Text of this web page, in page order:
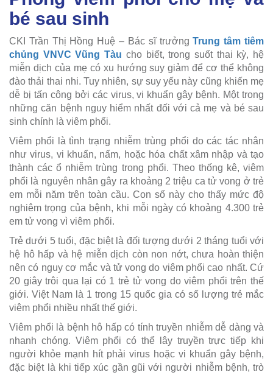
bé sau sinh
CKI Trần Thị Hồng Huệ – Bác sĩ trưởngTrung tâm tiêm
chủng VNVC Vũng Tàu cho biết, trong suốt thai kỳ, hệ
miễn dịch của mẹ có xu hướng suy giảm để cơ thể không
đào thải thai nhi. Tuy nhiên, sự suy yếu này cũng khiến mẹ
dễ bị tấn công bởi các virus, vi khuẩn gây bệnh. Một trong
những căn bệnh nguy hiểm nhất đối với cả mẹ và bé sau
sinh chính là viêm phổi.
Viêm phổi là tình trạng nhiễm trùng phổi do các tác nhân
như virus, vi khuẩn, nấm, hoặc hóa chất xâm nhập và tạo
thành các ổ nhiễm trùng trong phổi. Theo thống kê, viêm
phổi là nguyên nhân gây ra khoảng 2 triệu ca tử vong ở trẻ
em mỗi năm trên toàn cầu. Con số này cho thấy mức độ
nghiêm trọng của bệnh, khi mỗi ngày có khoảng 4.300 trẻ
em tử vong vì viêm phổi.
Trẻ dưới 5 tuổi, đặc biệt là đối tượng dưới 2 tháng tuổi với
hệ hô hấp và hệ miễn dịch còn non nớt, chưa hoàn thiện
nên có nguy cơ mắc và tử vong do viêm phổi cao nhất. Cứ
20 giây trôi qua lại có 1 trẻ tử vong do viêm phổi trên thế
giới. Việt Nam là 1 trong 15 quốc gia có số lượng trẻ mắc
viêm phổi nhiều nhất thế giới.
Viêm phổi là bệnh hô hấp có tính truyền nhiễm dễ dàng và
nhanh chóng. Viêm phổi có thể lây truyền trực tiếp khi
người khỏe mạnh hít phải virus hoặc vi khuẩn gây bệnh,
đặc biệt là khi tiếp xúc gần gũi với người nhiễm bệnh, trò